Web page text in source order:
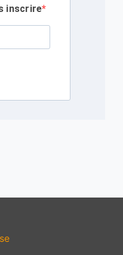
inscrire